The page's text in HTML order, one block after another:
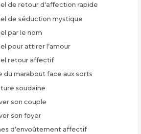
de retour d'affection rapide
de séduction mystique
par le nom
pour attirer l’amour
retour affectif
du marabout face aux sorts
soudaine
son couple
son foyer
d’envoûtement affectif